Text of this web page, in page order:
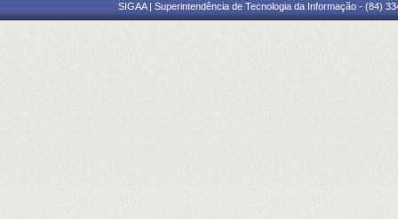
SIGAA | Superintendência de Tecnologia da Informação - (84)